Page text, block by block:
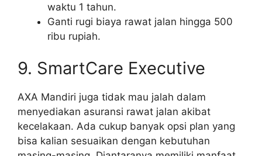
waktu 1 tahun.
Ganti rugi biaya rawat jalan hingga 500
ribu rupiah.
9. SmartCare Executive
AXA Mandiri juga tidak mau jalah dalam
menyediakan asuransi rawat jalan akibat
kecelakaan. Ada cukup banyak opsi plan yang
bisa kalian sesuaikan dengan kebutuhan